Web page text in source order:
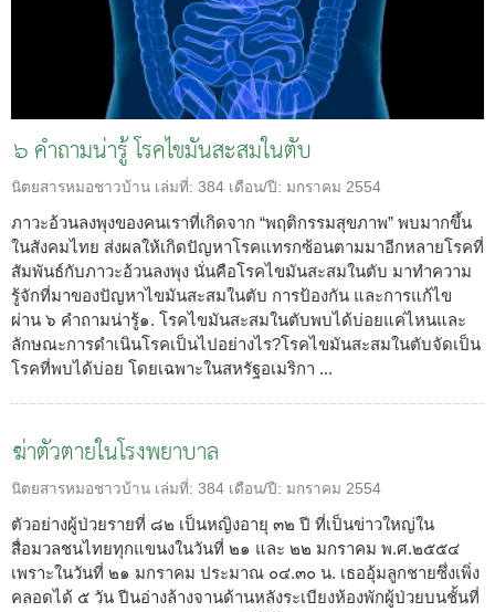
๖ คำถามน่ารู้ โรคไขมันสะสมในตับ
นิตยสารหมอชาวบ้าน เล่มที่: 384 เดือน/ปี: มกราคม 2554
ภาวะอ้วนลงพุงของคนเราที่เกิดจาก “พฤติกรรมสุขภาพ” พบมากขึ้น
ในสังคมไทย ส่งผลให้เกิดปัญหาโรคแทรกซ้อนตามมาอีกหลายโรคที่
สัมพันธ์กับภาวะอ้วนลงพุง นั่นคือโรคไขมันสะสมในตับ มาทำความ
รู้จักที่มาของปัญหาไขมันสะสมในตับ การป้องกัน และการแก้ไข
ผ่าน ๖ คำถามน่ารู้๑. โรคไขมันสะสมในตับพบได้บ่อยแค่ไหนและ
ลักษณะการดำเนินโรคเป็นไปอย่างไร?โรคไขมันสะสมในตับจัดเป็น
โรคที่พบได้บ่อย โดยเฉพาะในสหรัฐอเมริกา ...
ฆ่าตัวตายในโรงพยาบาล
นิตยสารหมอชาวบ้าน เล่มที่: 384 เดือน/ปี: มกราคม 2554
ตัวอย่างผู้ป่วยรายที่ ๘๒ เป็นหญิงอายุ ๓๒ ปี ที่เป็นข่าวใหญ่ใน
สื่อมวลชนไทยทุกแขนงในวันที่ ๒๑ และ ๒๒ มกราคม พ.ศ.๒๕๕๔
เพราะในวันที่ ๒๑ มกราคม ประมาณ ๐๔.๓๐ น. เธออุ้มลูกชายซึ่งเพิ่ง
คลอดได้ ๕ วัน ปีนอ่างล้างจานด้านหลังระเบียงห้องพักผู้ป่วยบนชั้นที่